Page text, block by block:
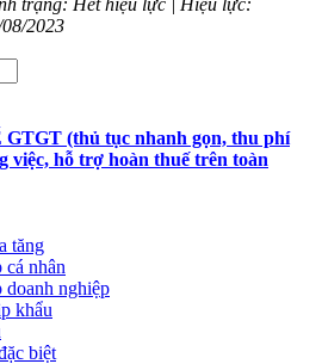
trạng: Hết hiệu lực | Hiệu lực:
2023
(thủ tục nhanh gọn, thu phí
việc, hỗ trợ hoàn thuế trên toàn
tăng
cá nhân
doanh nghiệp
khẩu
biệt